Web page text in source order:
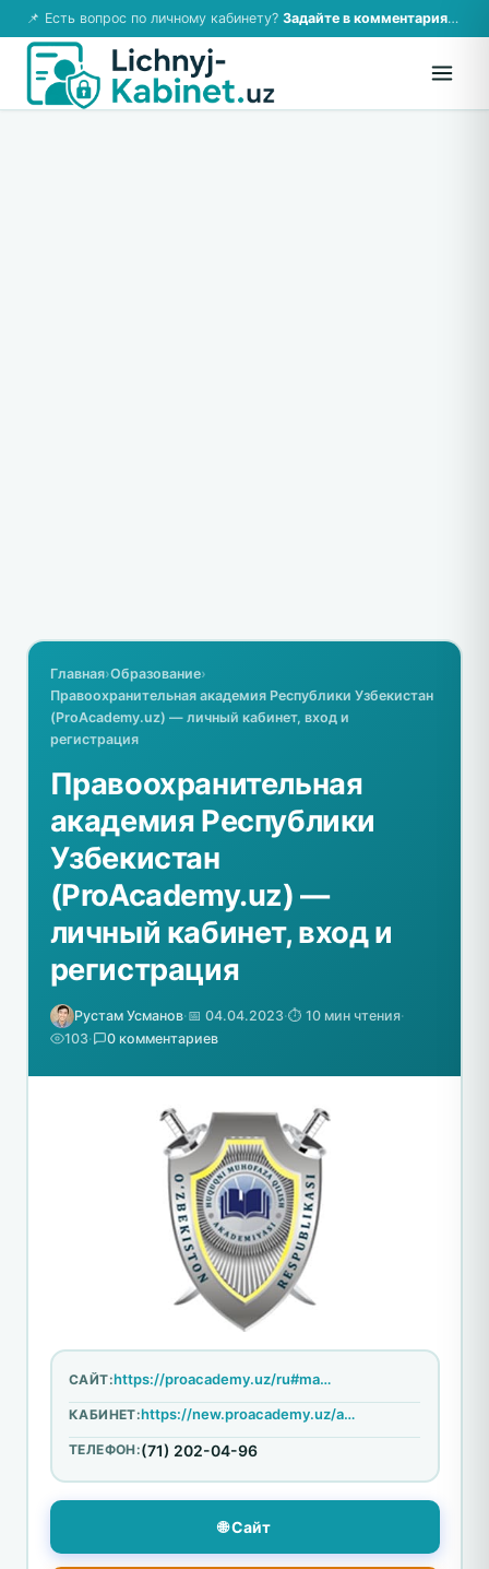
📌 Есть вопрос по личному кабинету? Задайте в комментариях — ответим!
Главная›Образование›
Правоохранительная академия Республики Узбекистан
(ProAcademy.uz) — личный кабинет, вход и
регистрация
Правоохранительная
академия Республики
Узбекистан
(ProAcademy.uz) —
личный кабинет, вход и
регистрация
Рустам Усманов·📅 04.04.2023·⏱️ 10 мин чтения·
103· 0 комментариев
САЙТ: https://proacademy.uz/ru#main_section
КАБИНЕТ: https://new.proacademy.uz/auth/login?params=no-animate
ТЕЛЕФОН:(71) 202-04-96
🌐 Сайт